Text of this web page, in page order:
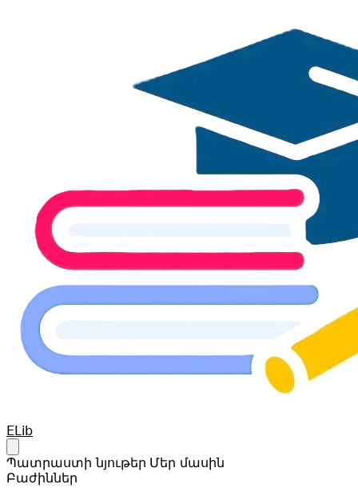
Your Company
ELib
Պատրաստի նյութեր Մեր մասին
Բաժիններ